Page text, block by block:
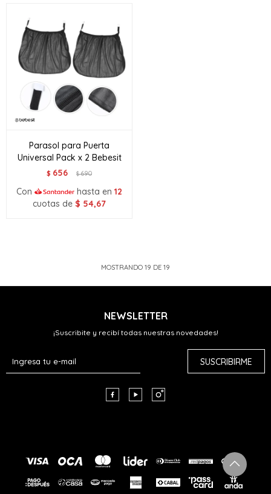
Parasol para Puerta
Universal Pack x 2 Bebesit
$ 656 $690
Con hasta en 12
cuotas de $ 54,67
MOSTRANDO 19 DE 19
NEWSLETTER
¡Suscribite y recibí todas nuestras novedades!
SUSCRIBIRME
  